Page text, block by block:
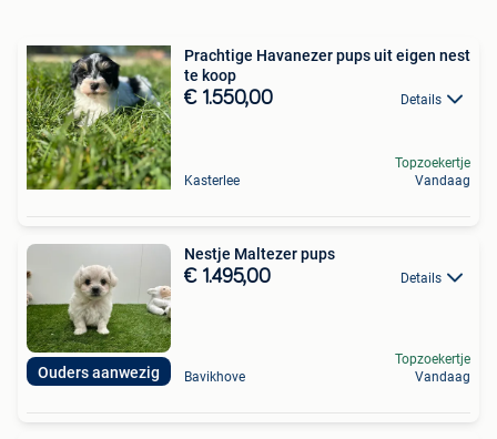
Prachtige Havanezer pups uit eigen nest
te koop
€ 1.550,00 Details
Kasterlee
Topzoekertje
Vandaag
Ouders aanwezig
Nestje Maltezer pups
€ 1.495,00 Details
Bavikhove
Topzoekertje
Vandaag